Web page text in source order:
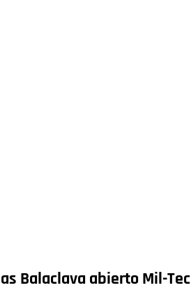
Balaclava abierto Mil-Tec